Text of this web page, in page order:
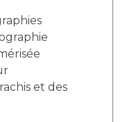
et des